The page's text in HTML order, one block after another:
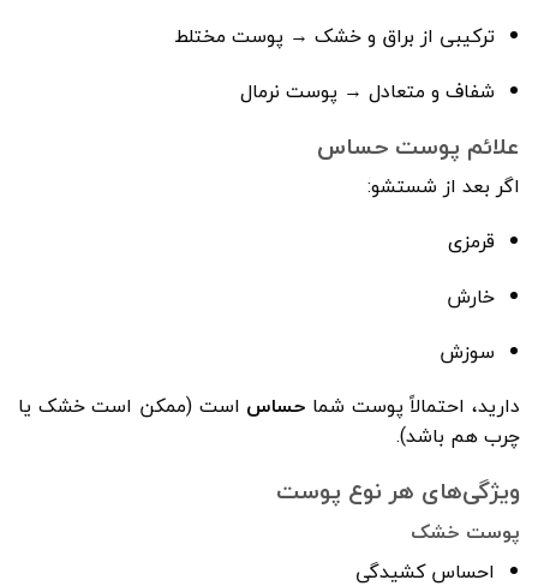
ترکیبی از براق و خشک → پوست مختلط
شفاف و متعادل → پوست نرمال
علائم پوست حساس
اگر بعد از شستشو:
قرمزی
خارش
سوزش
دارید، احتمالاً پوست شما حساس است (ممکن است خشک یا
چرب هم باشد).
ویژگی‌های هر نوع پوست
پوست خشک
احساس کشیدگی